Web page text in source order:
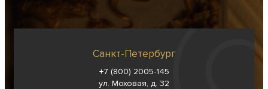
Санкт-Петербург
+7 (800) 2005-145
ул. Моховая, д. 32